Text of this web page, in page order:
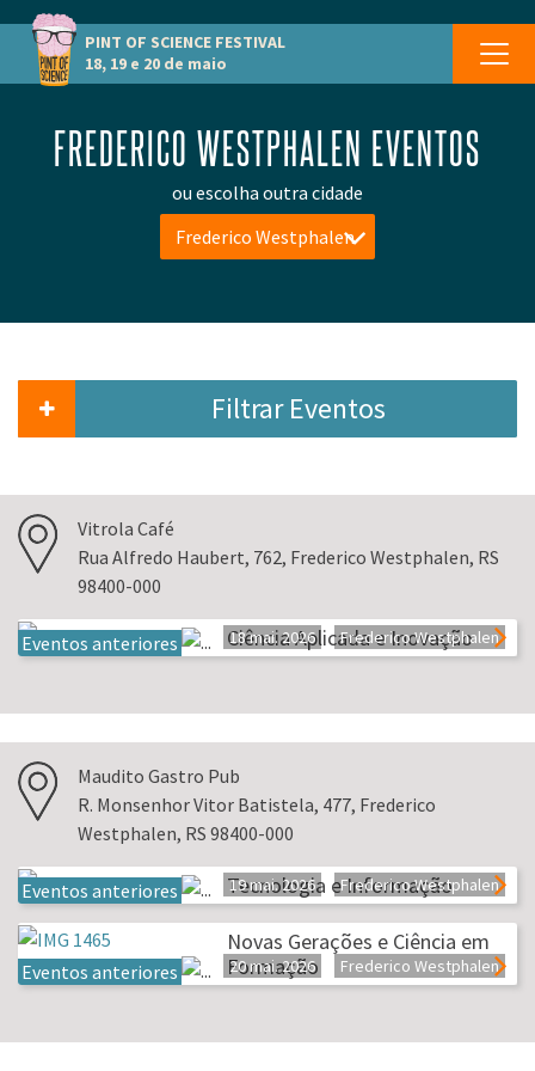
PINT OF SCIENCE FESTIVAL
18, 19 e 20 de maio
FREDERICO WESTPHALEN EVENTOS
ou escolha outra cidade
Frederico Westphalen
Filtrar Eventos
Vitrola Café
Rua Alfredo Haubert, 762, Frederico Westphalen, RS
98400-000
Eventos anteriores Ciência Aplicada e Inovação
18 mai. 2026 Frederico Westphalen
Maudito Gastro Pub
R. Monsenhor Vitor Batistela, 477, Frederico
Westphalen, RS 98400-000
Eventos anteriores Tecnologia e Informação
19 mai. 2026 Frederico Westphalen
Eventos anteriores
Novas Gerações e Ciência em
Formação
20 mai. 2026 Frederico Westphalen